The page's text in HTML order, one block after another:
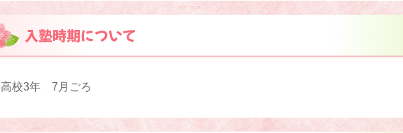
入塾時期について
高校3年 7月ごろ